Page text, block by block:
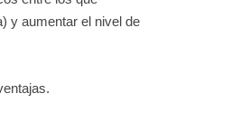
y aumentar el nivel de